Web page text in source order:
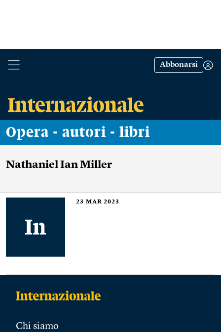
Abbonarsi
Opera - autori - libri
Nathaniel Ian Miller
23 MAR 2023
Chi siamo